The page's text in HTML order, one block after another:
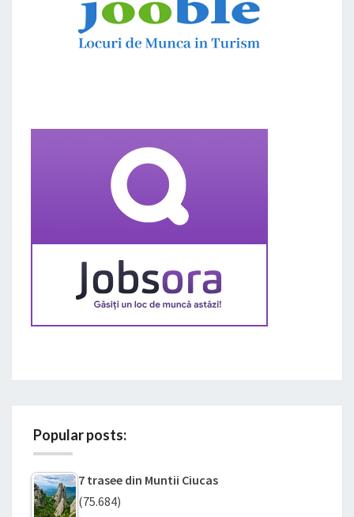
Popular posts:
7 trasee din Muntii Ciucas
(75.684)